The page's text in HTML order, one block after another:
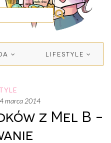
LIFESTYLE
marca 2014
z Mel B -